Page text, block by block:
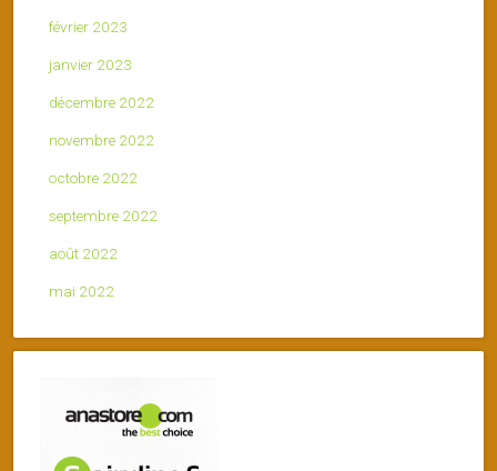
février 2023
janvier 2023
décembre 2022
novembre 2022
octobre 2022
septembre 2022
août 2022
mai 2022